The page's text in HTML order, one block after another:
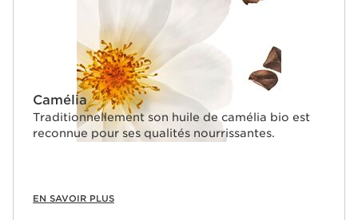
Camélia
Traditionnellement son huile de camélia bio est
reconnue pour ses qualités nourrissantes.
EN SAVOIR PLUS